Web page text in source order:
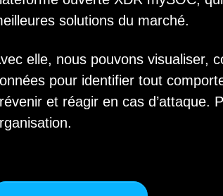
solutions du marché.
elle, nous pouvons visualiser,
pour identifier tout
et réagir en cas d’attaque.